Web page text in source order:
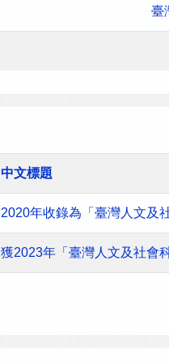
臺
中文標題
2020年收錄為「臺灣人文及
獲2023年「臺灣人文及社會